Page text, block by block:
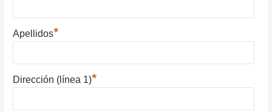
Apellidos*
Dirección (línea 1)*